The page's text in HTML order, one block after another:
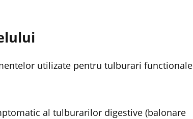
utilizate pentru tulburari functionale
al tulburarilor digestive (balonare